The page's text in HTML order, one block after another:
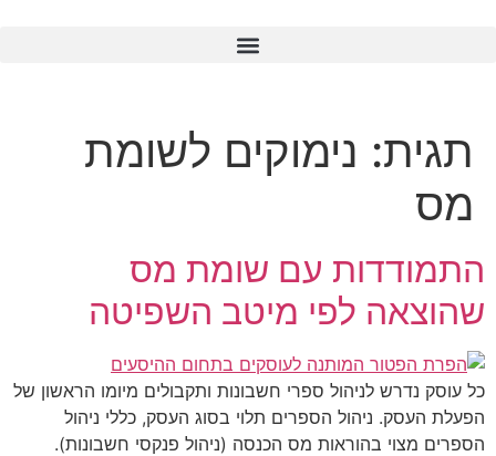
נימוקים לשומת
עם שומת מס
לפי מיטב השפיטה
עוסק נדרש לניהול ספרי חשבונות ותקבולים מיומו הראשון של
העסק. ניהול הספרים תלוי בסוג העסק, כללי ניהול
מצוי בהוראות מס הכנסה (ניהול פנקסי חשבונות).